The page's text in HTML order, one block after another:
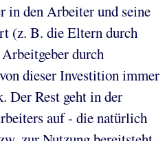
in den Arbeiter und seine
(z. B. die Eltern durch
durch
dieser Investition immer
Der Rest geht in der
auf - die natürlich